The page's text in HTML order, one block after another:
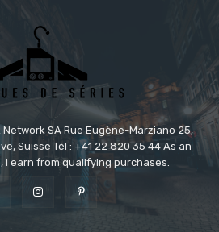
SA Rue Eugène-Marziano 25,
Suisse Tél : +41 22 820 35 44 As an
I earn from qualifying purchases.